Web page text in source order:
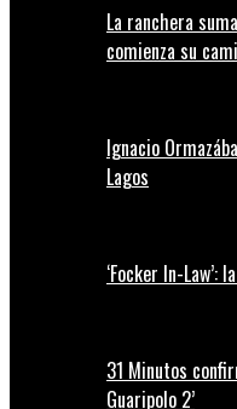
La ranchera
comienza su
Ignacio
Lagos
‘Focker In-Law’:
31 Minutos
Guaripolo 2’